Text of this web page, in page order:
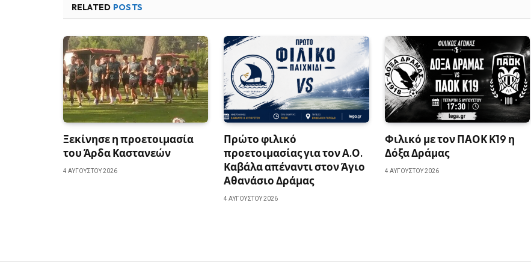
RELATED POSTS
Ξεκίνησε η προετοιμασία
του Άρδα Καστανεών
4 ΑΥΓΟΎΣΤΟΥ 2026
Πρώτο φιλικό
προετοιμασίας για τον Α.Ο.
Καβάλα απέναντι στον Άγιο
Αθανάσιο Δράμας
4 ΑΥΓΟΎΣΤΟΥ 2026
Φιλικό με τον ΠΑΟΚ Κ19 η
Δόξα Δράμας
4 ΑΥΓΟΎΣΤΟΥ 2026